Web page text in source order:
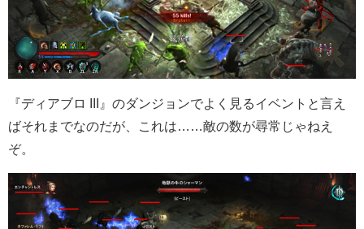
『ディアブロ III』のダンジョンでよく見るイベントと言え
ばそれまでなのだが、これは……敵の数が尋常じゃねえ
ぞ。